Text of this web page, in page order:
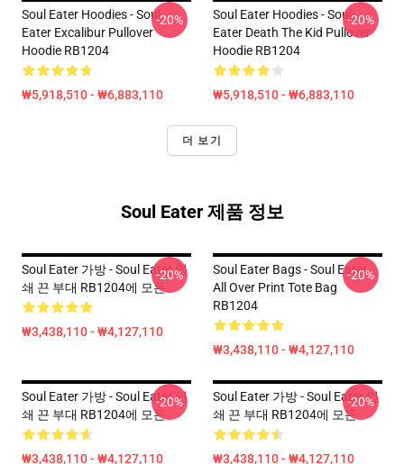
Soul Eater Hoodies - Soul
Eater Excalibur Pullover
Hoodie RB1204
₩5,918,510 - ₩6,883,110
-20%
Soul Eater Hoodies - Soul
Eater Death The Kid Pullover
Hoodie RB1204
₩5,918,510 - ₩6,883,110
-20%
더 보기
Soul Eater 제품 정보
Soul Eater 가방 - Soul Eater 인
쇄 끈 부대 RB1204에 모든
₩3,438,110 - ₩4,127,110
-20%
Soul Eater Bags - Soul Eater
All Over Print Tote Bag
RB1204
₩3,438,110 - ₩4,127,110
-20%
Soul Eater 가방 - Soul Eater 인
쇄 끈 부대 RB1204에 모든
₩3,438,110 - ₩4,127,110
-20%
Soul Eater 가방 - Soul Eater 인
쇄 끈 부대 RB1204에 모든
₩3,438,110 - ₩4,127,110
-20%